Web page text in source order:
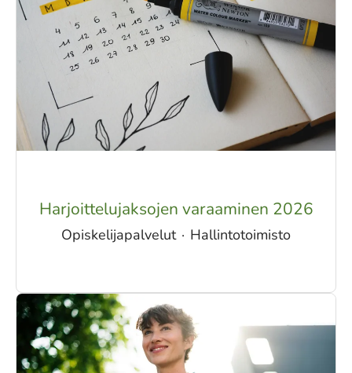
Harjoittelujaksojen varaaminen 2026
Opiskelijapalvelut · Hallintotoimisto